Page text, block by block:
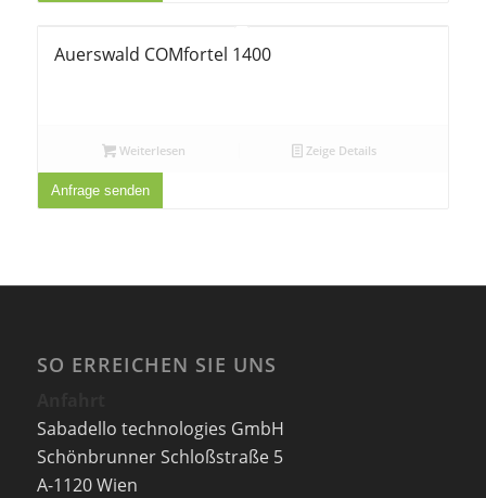
Auerswald COMfortel 1400
Weiterlesen Zeige Details
Anfrage senden
SO ERREICHEN SIE UNS
Sabadello technologies GmbH
Schönbrunner Schloßstraße 5
A-1120 Wien